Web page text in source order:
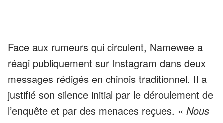
Face aux rumeurs qui circulent, Namewee a
réagi publiquement sur Instagram dans deux
messages rédigés en chinois traditionnel. Il a
justifié son silence initial par le déroulement de
l’enquête et par des menaces reçues. « Nous